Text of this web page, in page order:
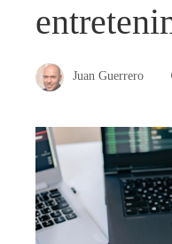
Juan Guerrero